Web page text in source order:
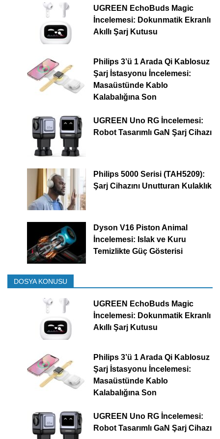
UGREEN EchoBuds Magic
İncelemesi: Dokunmatik Ekranlı
Akıllı Şarj Kutusu
Philips 3’ü 1 Arada Qi Kablosuz
Şarj İstasyonu İncelemesi:
Masaüstünde Kablo
Kalabalığına Son
UGREEN Uno RG İncelemesi:
Robot Tasarımlı GaN Şarj Cihazı
Philips 5000 Serisi (TAH5209):
Şarj Cihazını Unutturan Kulaklık
Dyson V16 Piston Animal
İncelemesi: Islak ve Kuru
Temizlikte Güç Gösterisi
DOSYA KONUSU
UGREEN EchoBuds Magic
İncelemesi: Dokunmatik Ekranlı
Akıllı Şarj Kutusu
Philips 3’ü 1 Arada Qi Kablosuz
Şarj İstasyonu İncelemesi:
Masaüstünde Kablo
Kalabalığına Son
UGREEN Uno RG İncelemesi:
Robot Tasarımlı GaN Şarj Cihazı